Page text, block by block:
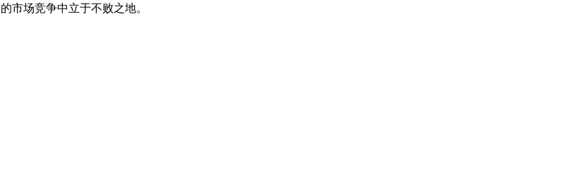
市场竞争中立于不败之地。